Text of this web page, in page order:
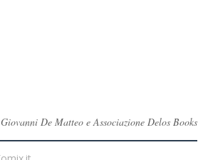
De Matteo e Associazione Delos Books